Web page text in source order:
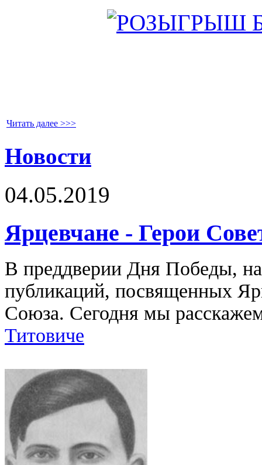
Читать далее >>>
Новости
04.05.2019
Ярцевчане - Герои
В преддверии Дня Победы,
публикаций, посвященных
Союза. Сегодня мы
Титовиче